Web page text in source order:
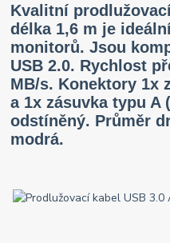
Kvalitní
délka 1,6 m je
monitorů. Jsou
USB 2.0. Rychlost
MB/s. Konektory 1x
a 1x zásuvka typu A
odstíněný. Průměr
modrá.